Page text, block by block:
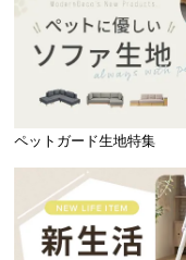
ペットガード生地特集